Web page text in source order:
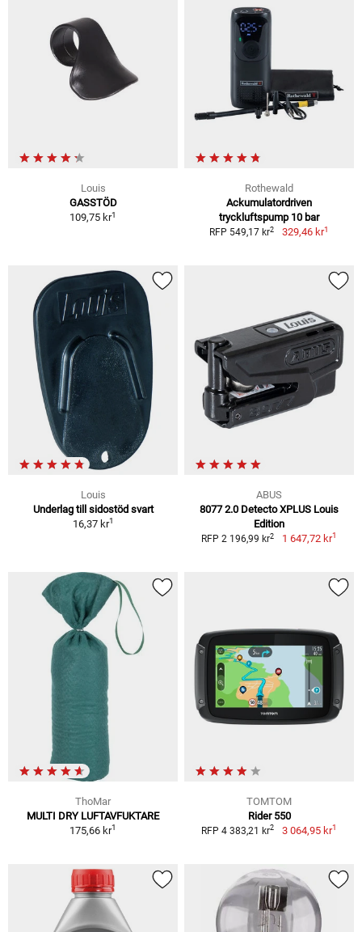
Louis
GASSTÖD
109,75 kr1
Rothewald
Ackumulatordriven
tryckluftspump 10 bar
RFP 549,17 kr2 329,46 kr1
Louis
Underlag till sidostöd svart
16,37 kr1
ABUS
8077 2.0 Detecto XPLUS Louis
Edition
RFP 2 196,99 kr2 1 647,72 kr1
ThoMar
MULTI DRY LUFTAVFUKTARE
175,66 kr1
TOMTOM
Rider 550
RFP 4 383,21 kr2 3 064,95 kr1